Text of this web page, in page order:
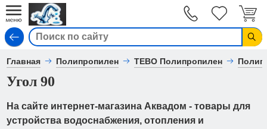
Главная Полипропилен TEBO Полипропилен
Угол 90
На сайте интернет-магазина Аквадом - товары для
устройства водоснабжения, отопления и